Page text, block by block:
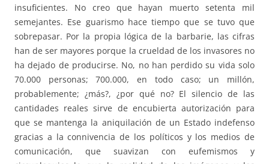
insuficientes. No creo que hayan muerto setenta mil
semejantes. Ese guarismo hace tiempo que se tuvo que
sobrepasar. Por la propia lógica de la barbarie, las cifras
han de ser mayores porque la crueldad de los invasores no
ha dejado de producirse. No, no han perdido su vida solo
70.000 personas; 700.000, en todo caso; un millón,
probablemente; ¿más?, ¿por qué no? El silencio de las
cantidades reales sirve de encubierta autorización para
que se mantenga la aniquilación de un Estado indefenso
gracias a la connivencia de los políticos y los medios de
comunicación, que suavizan con eufemismos y